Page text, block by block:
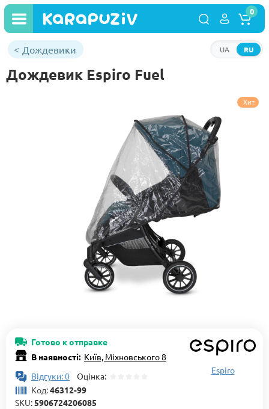
RU
UA
0
Дождевики
Дождевик Espiro Fuel
Хит
Готово к отправке
В наявності: Київ, Міхновського 8
Відгуки: 0 Оцінка:
Код:46312-99
SKU:5906724206085
Espiro